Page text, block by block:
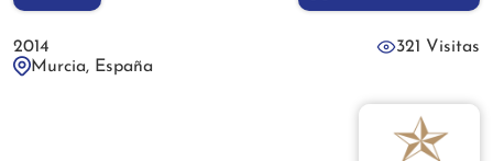
2014
321 Visitas
Murcia, España